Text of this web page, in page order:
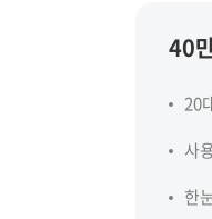
40
20
사
한